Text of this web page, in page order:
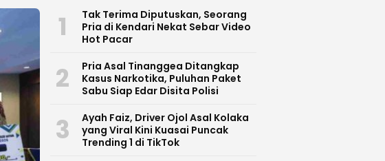
1
Tak Terima Diputuskan, Seorang
Pria di Kendari Nekat Sebar Video
Hot Pacar
2
Pria Asal Tinanggea Ditangkap
Kasus Narkotika, Puluhan Paket
Sabu Siap Edar Disita Polisi
3
Ayah Faiz, Driver Ojol Asal Kolaka
yang Viral Kini Kuasai Puncak
Trending 1 di TikTok